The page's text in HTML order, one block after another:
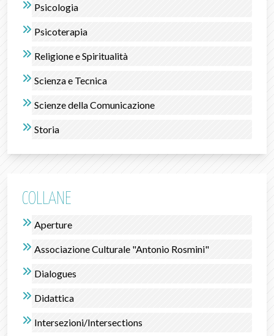
Psicologia
Psicoterapia
Religione e Spiritualità
Scienza e Tecnica
Scienze della Comunicazione
Storia
COLLANE
Aperture
Associazione Culturale "Antonio Rosmini"
Dialogues
Didattica
Intersezioni/Intersections